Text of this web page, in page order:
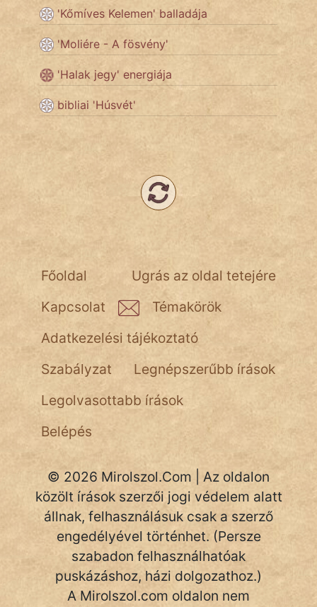
Név nélkül
pszichopati
szegény legény
Hoffer Botond
szemfüles
'Kőmíves Kelemen' balladája
'Moliére - A fösvény'
'Halak jegy' energiája
bibliai 'Húsvét'
Ugrás az oldal tetejére
Főoldal
Kapcsolat
Témakörök
Adatkezelési tájékoztató
Szabályzat
Legnépszerűbb írások
Legolvasottabb írások
Belépés
© 2026 Mirolszol.Com | Az oldalon
közölt írások szerzői jogi védelem alatt
állnak, felhasználásuk csak a szerző
engedélyével történhet. (Persze
szabadon felhasználhatóak
puskázáshoz, házi dolgozathoz.)
A Mirolszol.com oldalon nem